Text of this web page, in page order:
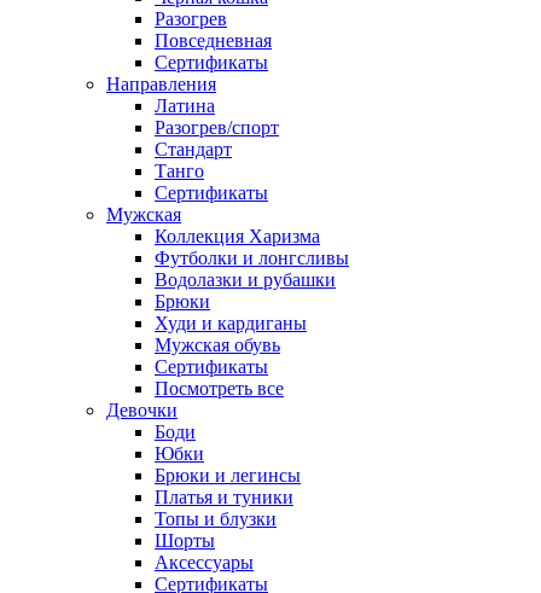
Разогрев
Повседневная
Сертификаты
Направления
Латина
Разогрев/спорт
Стандарт
Танго
Сертификаты
Мужская
Коллекция Харизма
Футболки и лонгсливы
Водолазки и рубашки
Брюки
Худи и кардиганы
Мужская обувь
Сертификаты
Посмотреть все
Девочки
Боди
Юбки
Брюки и легинсы
Платья и туники
Топы и блузки
Шорты
Аксессуары
Сертификаты